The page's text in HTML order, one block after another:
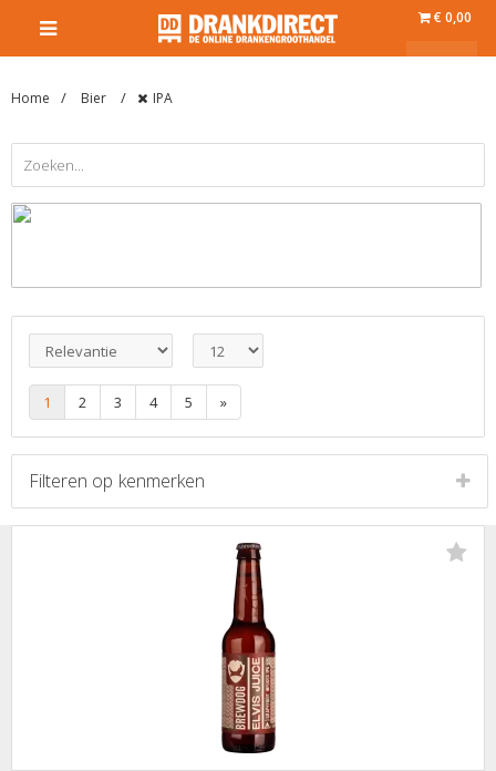
€ 0,00
Home Bier IPA
1 2 3 4 5 »
Filteren op kenmerken